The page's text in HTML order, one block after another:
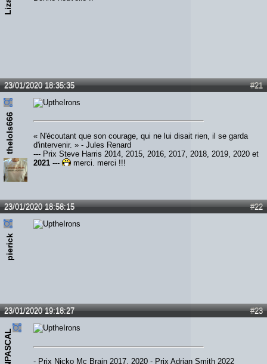
Liza
#21
23/01/2020 18:35:35
thelols666
« N'écoutant que son courage, qui ne lui disait rien, il se garda
d'intervenir. » - Jules Renard
--- Prix Steve Harris 2014, 2015, 2016, 2017, 2018, 2019, 2020 et
2021 --- merci, merci !!!
#22
23/01/2020 18:58:15
pierick
#23
23/01/2020 19:18:27
- Prix Nicko Mc Brain 2017, 2020 - Prix Adrian Smith 2022